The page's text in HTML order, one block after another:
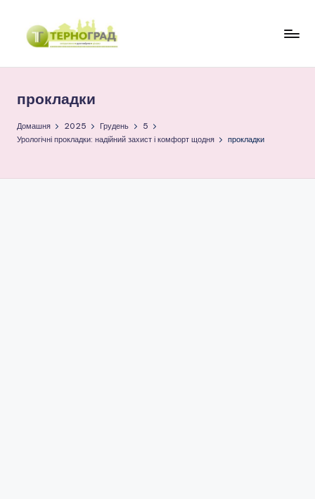
Перейти
р
н
г
прокладки
Домашня 2025 Грудень
5
Урологічні прокладки: надійний захист і комфорт щодня
прокладки